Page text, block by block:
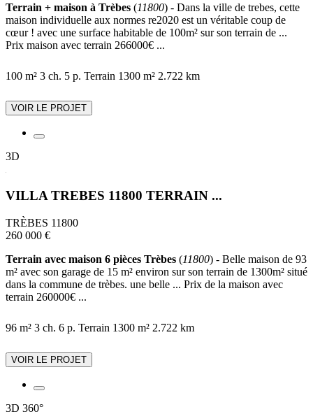
Terrain + maison à Trèbes (11800) - Dans la ville de trebes, cette
maison individuelle aux normes re2020 est un véritable coup de
cœur ! avec une surface habitable de 100m² sur son terrain de ...
Prix maison avec terrain 266000€ ...
100 m² 3 ch. 5 p. Terrain 1300 m² 2.722 km
VOIR LE PROJET
3D
VILLA TREBES 11800 TERRAIN ...
TRÈBES 11800
260 000 €
Terrain avec maison 6 pièces Trèbes (11800) - Belle maison de 93
m² avec son garage de 15 m² environ sur son terrain de 1300m² situé
dans la commune de trèbes. une belle ... Prix de la maison avec
terrain 260000€ ...
96 m² 3 ch. 6 p. Terrain 1300 m² 2.722 km
VOIR LE PROJET
3D 360°